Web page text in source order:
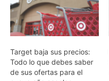
Target baja sus precios:
Todo lo que debes saber
de sus ofertas para el